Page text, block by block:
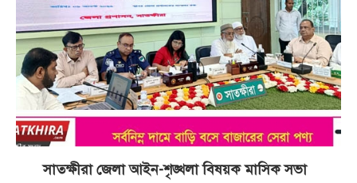
সাতক্ষীরা জেলা আইন-শৃঙ্খলা বিষয়ক মাসিক সভা